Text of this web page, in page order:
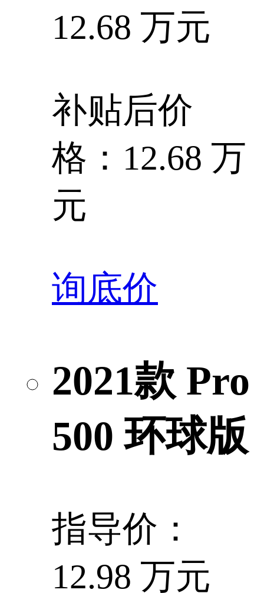
12.68 万元
补贴后价
格：12.68 万
元
询底价
2021款 Pro
500 环球版
指导价：
12.98 万元